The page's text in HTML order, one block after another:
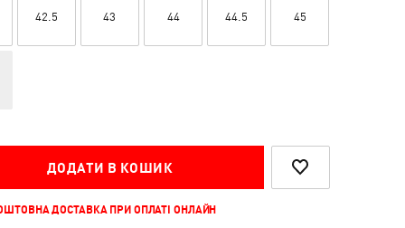
42.5 43 44 44.5 45
ДОДАТИ В КОШИК
ДОСТАВКА ПРИ ОПЛАТІ ОНЛАЙН